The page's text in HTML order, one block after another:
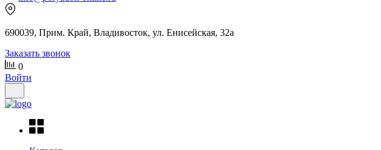
690039, Прим. Край, Владивосток, ул. Енисейская, 32а
Заказать звонок
0
Войти